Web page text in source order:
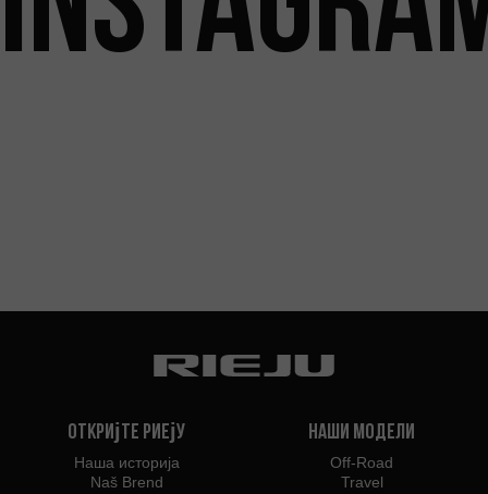
Откријте Риеју
Наша историја
Naš Brend
Наши модели
Off-Road
Travel